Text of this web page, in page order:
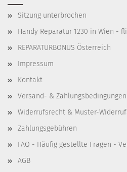
Sitzung unterbrochen
Handy Reparatur 1230 in Wien -
REPARATURBONUS Österreich
Impressum
Kontakt
Versand- & Zahlungsbedingungen
Widerrufsrecht & Muster-
Zahlungsgebühren
FAQ - Häufig gestellte Fragen -
AGB